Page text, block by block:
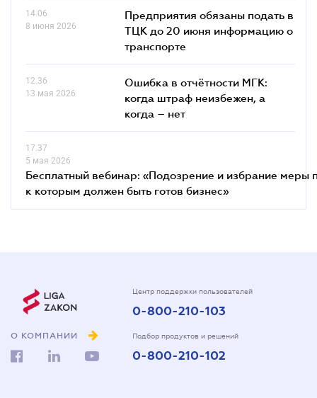
14.06
8 июня 2026
Предприятия обязаны подать в
ТЦК до 20 июня информацию о
транспорте
12.36
13 мая 2026
Ошибка в отчётности МГК:
когда штраф неизбежен, а
когда – нет
17.37
5 мая 2026
Бесплатный вебинар: «Подозрение и избрание меры
к которым должен быть готов бизнес»
О КОМПАНИИ
Центр поддержки пользователей
0-800-210-103
Подбор продуктов и решений
0-800-210-102